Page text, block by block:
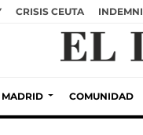
CRISIS CEUTA
MADRID COMUNIDAD